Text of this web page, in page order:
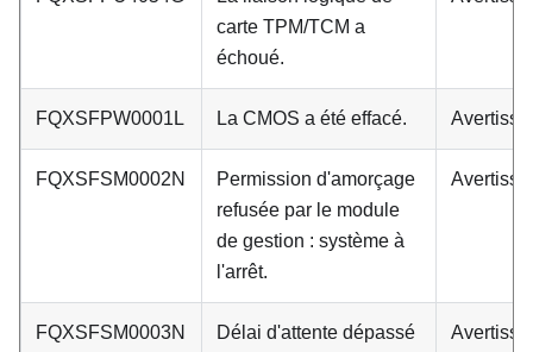
carte TPM/TCM a
échoué.
FQXSFPW0001L La CMOS a été effacé.
FQXSFSM0002N
Permission d'amorçage
refusée par le module
de gestion : système à
l'arrêt.
FQXSFSM0003N
Délai d'attente dépassé